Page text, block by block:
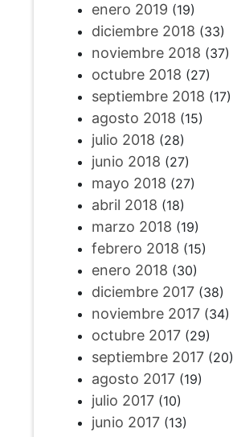
enero 2019 (19)
diciembre 2018 (33)
noviembre 2018 (37)
octubre 2018 (27)
septiembre 2018 (17)
agosto 2018 (15)
julio 2018 (28)
junio 2018 (27)
mayo 2018 (27)
abril 2018 (18)
marzo 2018 (19)
febrero 2018 (15)
enero 2018 (30)
diciembre 2017(38)
noviembre 2017(34)
octubre 2017(29)
septiembre 2017(20)
agosto 2017(19)
julio 2017(10)
junio 2017(13)